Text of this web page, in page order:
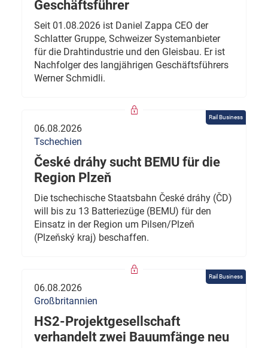
Geschäftsführer
Seit 01.08.2026 ist Daniel Zappa CEO der
Schlatter Gruppe, Schweizer Systemanbieter
für die Drahtindustrie und den Gleisbau. Er ist
Nachfolger des langjährigen Geschäftsführers
Werner Schmidli.
Rail Business
06.08.2026
Tschechien
České dráhy sucht BEMU für die
Region Plzeň
Die tschechische Staatsbahn České dráhy (ČD)
will bis zu 13 Batteriezüge (BEMU) für den
Einsatz in der Region um Pilsen/Plzeň
(Plzeňský kraj) beschaffen.
Rail Business
06.08.2026
Großbritannien
HS2-Projektgesellschaft
verhandelt zwei Bauumfänge neu